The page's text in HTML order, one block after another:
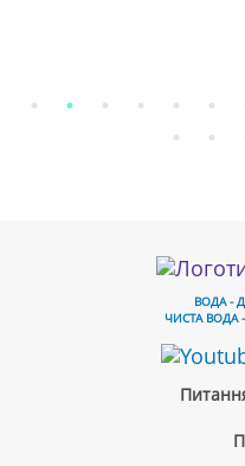
ВОДА -
ЧИСТА ВОДА